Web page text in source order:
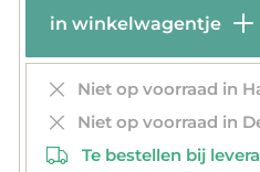
in winkelwagentje
Niet op voorraad in
Niet op voorraad in
Te bestellen bij